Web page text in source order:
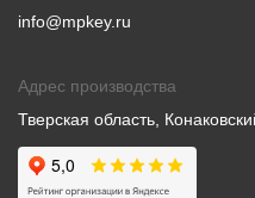
info@mpkey.ru
Адрес производства
Тверская область,